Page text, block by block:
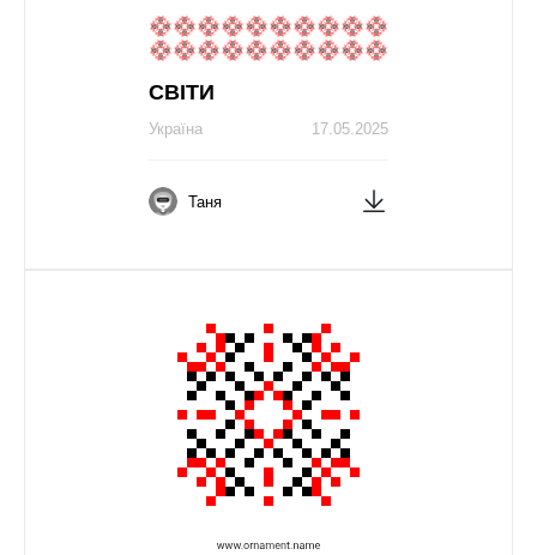
СВІТИ
17.05.2025
Україна
Таня